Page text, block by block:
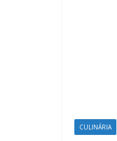
CULINÁRIA